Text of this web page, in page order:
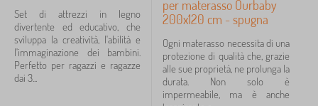
Set di attrezzi in legno
divertente ed educativo, che
sviluppa la creatività, l'abilità e
l'immaginazione dei bambini.
Perfetto per ragazzi e ragazze
dai 3...
per materasso Ourbaby
200x120 cm - spugna
Ogni materasso necessita di una
protezione di qualità che, grazie
alle sue proprietà, ne prolunga la
durata. Non solo è
impermeabile, ma è anche